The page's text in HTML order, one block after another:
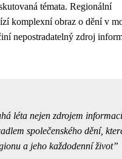
témata. Regionální
komplexní obraz o dění v
nepostradatelný zdroj
léta nejen zdrojem
společenského dění,
a jeho každodenní život